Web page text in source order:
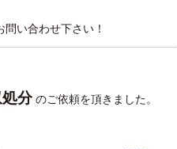
い合わせ下さい！
分のご依頼を頂きました。